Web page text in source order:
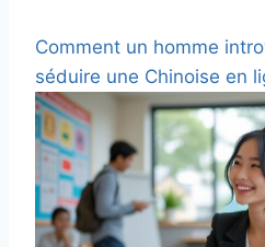
Comment un homme
séduire une Chinoise en